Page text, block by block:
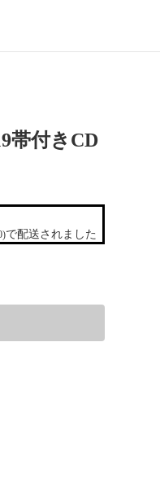
帯付きCD
で配送されました